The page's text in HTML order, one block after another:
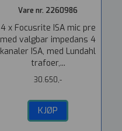
Vare nr. 2260986
4 x Focusrite ISA mic pre
med valgbar impedans 4
kanaler ISA, med Lundahl
trafoer,...
30.650,-
KJØP